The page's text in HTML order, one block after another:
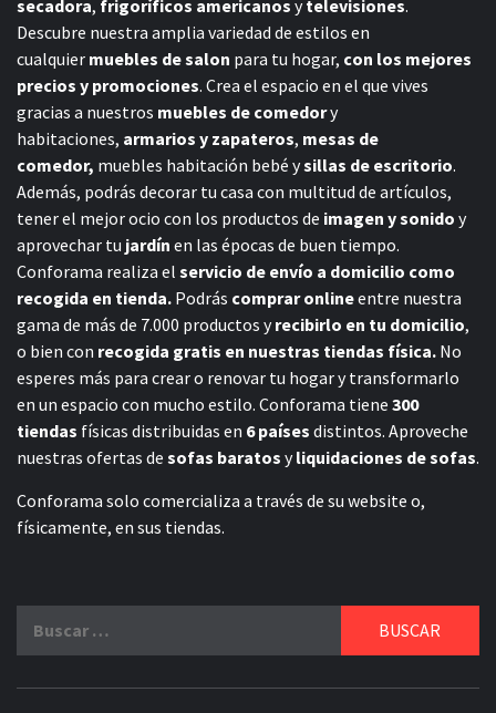
secadora, frigoríficos americanos ytelevisiones.
Descubre nuestra amplia variedad de estilos en
cualquier muebles de salon para tu hogar, con los mejores
precios y promociones. Crea el espacio en el que vives
gracias a nuestros muebles de comedory
habitaciones, armarios y zapateros, mesas de
comedor, muebles habitación bebé ysillas de escritorio.
Además, podrás decorar tu casa con multitud de artículos,
tener el mejor ocio con los productos de imagen y sonido y
aprovechar tu jardín en las épocas de buen tiempo.
Conforama realiza el servicio de envío a domicilio como
recogida en tienda. Podrás comprar onlineentre nuestra
gama de más de 7.000 productos yrecibirlo en tu domicilio,
o bien con recogida gratis en nuestras tiendas física. No
esperes más para crear o renovar tu hogar y transformarlo
en un espacio con mucho estilo. Conforama tiene 300
tiendas físicas distribuidas en 6 países distintos. Aproveche
nuestras ofertas de sofas baratos yliquidaciones de sofas.
Conforama solo comercializa a través de su website o,
físicamente, en sus tiendas.